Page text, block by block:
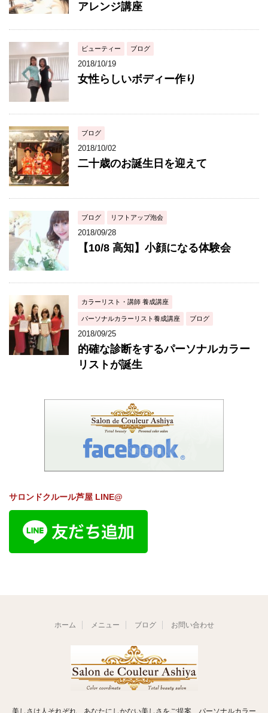
アレンジ講座
ビューティー ブログ
2018/10/19
女性らしいボディー作り
ブログ
2018/10/02
二十歳のお誕生日を迎えて
ブログ リフトアップ泡会
2018/09/28
【10/8 高知】小顔になる体験会
カラーリスト・講師 養成講座
パーソナルカラーリスト養成講座 ブログ
2018/09/25
的確な診断をするパーソナルカラー
リストが誕生
サロンドクルール芦屋 LINE@
ホーム メニュー ブログ お問い合わせ